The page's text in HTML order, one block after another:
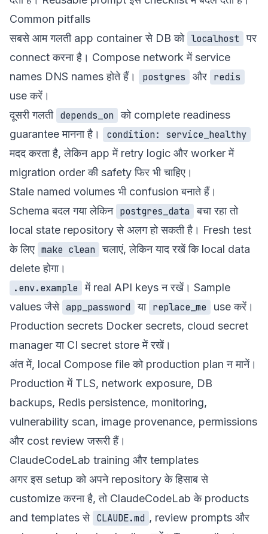
Common pitfalls
सबसे आम गलती app container से DB को localhost पर
connect करना है। Compose network में service
names DNS names होते हैं।
postgres और redis
use करें।
दूसरी गलती depends_on को complete readiness
guarantee मानना है।
condition: service_healthy
मदद करता है, लेकिन app में retry logic और worker में
migration order की safety फिर भी चाहिए।
Stale named volumes भी confusion बनाते हैं।
Schema बदल गया लेकिन postgres_data बचा रहा तो
local state repository से अलग हो सकती है। Fresh test
के लिए make clean चलाएं, लेकिन याद रखें कि local data
delete होगा।
.env.example में real API keys न रखें। Sample
values जैसे app_password या replace_me
use करें।
Production secrets Docker secrets, cloud secret
manager या CI secret store में रखें।
अंत में, local Compose file को production plan न मानें।
Production में TLS, network exposure, DB
backups, Redis persistence, monitoring,
vulnerability scan, image provenance, permissions
और cost review जरूरी हैं।
ClaudeCodeLab training और templates
अगर इस setup को अपने repository के हिसाब से
customize करना है, तो ClaudeCodeLab के products
and templatesसे CLAUDE.md , review prompts और